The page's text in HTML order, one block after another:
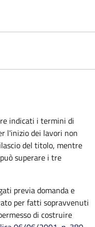
indicati i termini di
l'inizio dei lavori non
del titolo, mentre
superare i tre
previa domanda e
per fatti sopravvenuti
di costruire